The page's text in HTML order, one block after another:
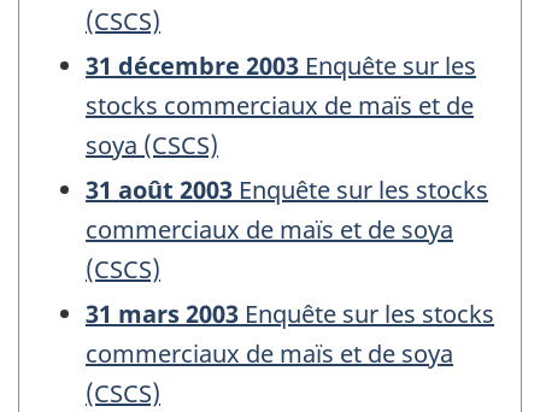
(CSCS)
31 décembre 2003 Enquête sur les
stocks commerciaux de maïs et de
soya (CSCS)
31 août 2003 Enquête sur les stocks
commerciaux de maïs et de soya
(CSCS)
31 mars 2003 Enquête sur les stocks
commerciaux de maïs et de soya
(CSCS)